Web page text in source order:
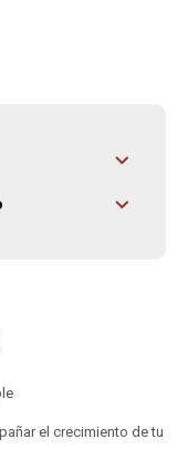
el crecimiento de tu